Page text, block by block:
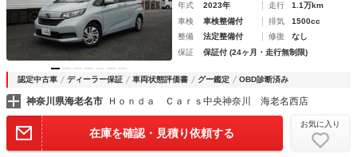
年式 2023年 走行
1.1万km
車検
車検整備付 排気
1500cc
整備
法定整備付 修復
なし
保証
保証付 (24ヶ月・走行無制限)
認定中古車 ディーラー保証 車両状態評価書 グー鑑定 OBD診断済み
神奈川県海老名市 Ｈｏｎｄａ Ｃａｒｓ中央神奈川 海老名西店
在庫を確認・見積り依頼する
お気に入り